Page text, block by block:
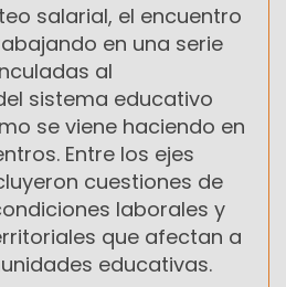
salarial, el encuentro
en una serie
al
sistema educativo
se viene haciendo en
Entre los ejes
cuestiones de
laborales y
que afectan a
educativas.